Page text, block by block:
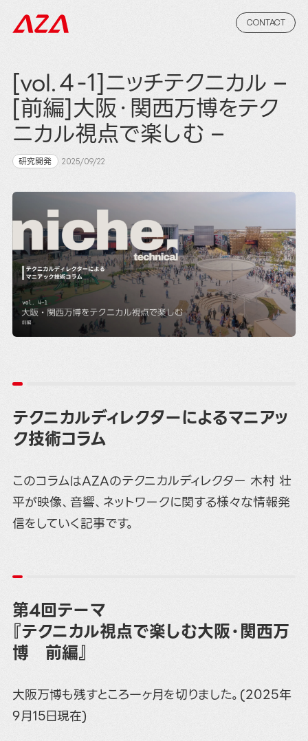
CONTACT
[vol.４-1]ニッチテクニカル –
[前編]大阪・関西万博をテク
ニカル視点で楽しむ –
研究開発 2025/09/22
テクニカルディレクターによるマニアッ
ク技術コラム
このコラムはAZAのテクニカルディレクター 木村 壮
平が映像、音響、ネットワークに関する様々な情報発
信をしていく記事です。
第4回テーマ
『テクニカル視点で楽しむ大阪・関西万
博 前編』
大阪万博も残すところ一ヶ月を切りました。(2025年
9月15日現在)